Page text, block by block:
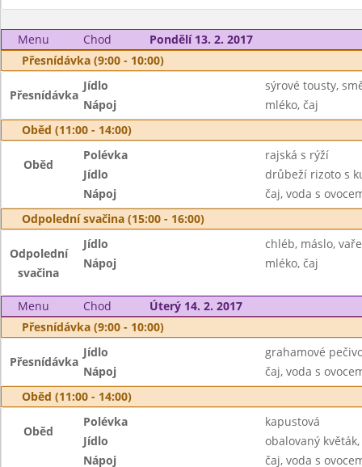
Menu Chod
Pondělí 13. 2. 2017
Přesnídávka (9:00 - 10:00)
Přesnídávka
Jídlo
sýrové tousty,
Nápoj
mléko, čaj
Oběd (11:00 - 14:00)
Oběd
Polévka
rajská s rýží
Jídlo
drůbeží rizoto s
Nápoj
čaj, voda s
Odpolední svačina (15:00 - 16:00)
Odpolední
svačina
Jídlo
chléb, máslo,
Nápoj
mléko, čaj
Menu Chod
Úterý 14. 2. 2017
Přesnídávka (9:00 - 10:00)
Přesnídávka
Jídlo
grahamové
Nápoj
čaj, voda s
Oběd (11:00 - 14:00)
Oběd
Polévka
kapustová
Jídlo
obalovaný
Nápoj
čaj, voda s